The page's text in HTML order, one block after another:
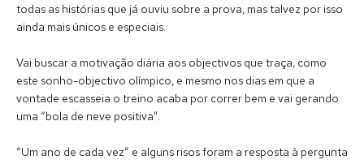
todas as histórias que já ouviu sobre a prova, mas talvez por isso
ainda mais únicos e especiais.
Vai buscar a motivação diária aos objectivos que traça, como
este sonho-objectivo olímpico, e mesmo nos dias em que a
vontade escasseia o treino acaba por correr bem e vai gerando
uma “bola de neve positiva”.
“Um ano de cada vez” e alguns risos foram a resposta à pergunta